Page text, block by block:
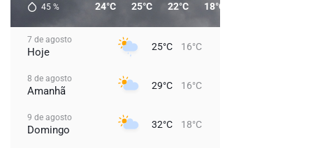
45 % 24°C 25°C 22°C 18°C
7 de agosto
Hoje 25°C 16°C
8 de agosto
Amanhã 29°C 16°C
9 de agosto
Domingo 32°C 18°C